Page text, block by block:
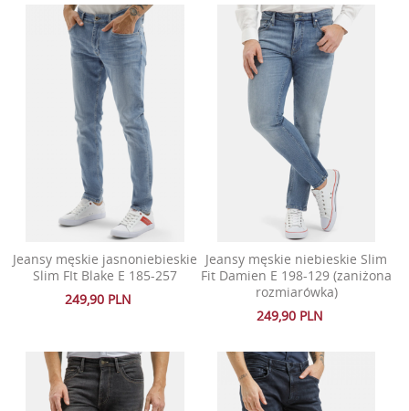
Jeansy męskie jasnoniebieskie
Slim FIt Blake E 185-257
249,90 PLN
Jeansy męskie niebieskie Slim
Fit Damien E 198-129 (zaniżona
rozmiarówka)
249,90 PLN